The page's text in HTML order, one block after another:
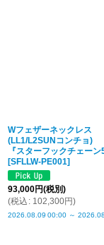
Wフェザーネックレス
(LL1/L2SUNコンチョ)
『スターフックチェーン
[SFLLW-PE001]
93,000円(税別)
(税込 : 102,300円)
2026.08.09 00:00 ～